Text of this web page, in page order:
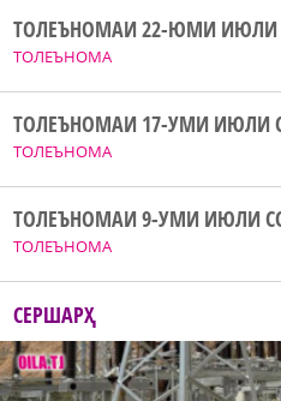
ТОЛЕЪНОМА
ТОЛЕЪНОМАИ 22-ЮМИ ИЮЛИ
ТОЛЕЪНОМА
ТОЛЕЪНОМАИ 17-УМИ ИЮЛИ
ТОЛЕЪНОМА
ТОЛЕЪНОМАИ 9-УМИ ИЮЛИ
СЕРШАРҲ